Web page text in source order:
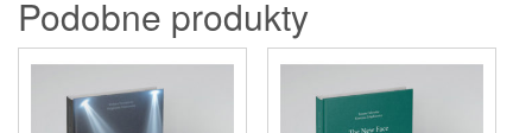
Podobne produkty